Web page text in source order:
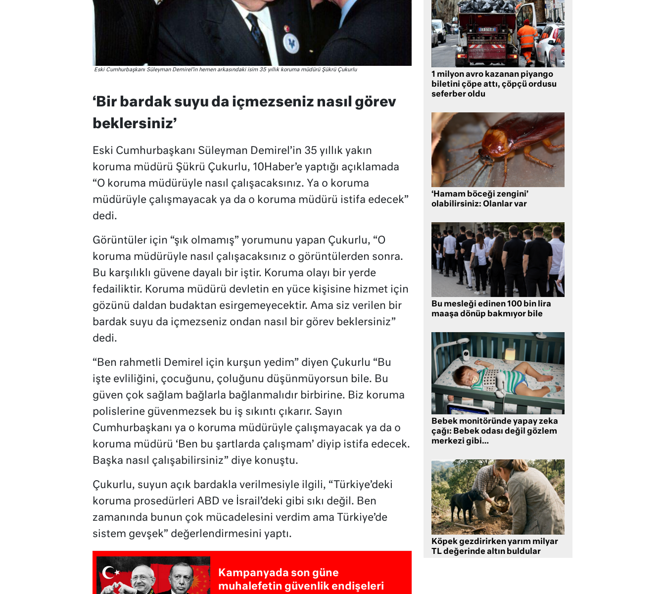
Eski Cumhurbaşkanı Süleyman Demirel’in hemen arkasındaki isim 35 yıllık koruma müdürü Şükrü Çukurlu
‘Bir bardak suyu da içmezseniz nasıl görev
beklersiniz’
Eski Cumhurbaşkanı Süleyman Demirel’in 35 yıllık yakın
koruma müdürü Şükrü Çukurlu, 10Haber’e yaptığı açıklamada
“O koruma müdürüyle nasıl çalışacaksınız. Ya o koruma
müdürüyle çalışmayacak ya da o koruma müdürü istifa edecek”
dedi.
Görüntüler için “şık olmamış” yorumunu yapan Çukurlu, “O
koruma müdürüyle nasıl çalışacaksınız o görüntülerden sonra.
Bu karşılıklı güvene dayalı bir iştir. Koruma olayı bir yerde
fedailiktir. Koruma müdürü devletin en yüce kişisine hizmet için
gözünü daldan budaktan esirgemeyecektir. Ama siz verilen bir
bardak suyu da içmezseniz ondan nasıl bir görev beklersiniz”
dedi.
“Ben rahmetli Demirel için kurşun yedim” diyen Çukurlu “Bu
işte evliliğini, çocuğunu, çoluğunu düşünmüyorsun bile. Bu
güven çok sağlam bağlarla bağlanmalıdır birbirine. Biz koruma
polislerine güvenmezsek bu iş sıkıntı çıkarır. Sayın
Cumhurbaşkanı ya o koruma müdürüyle çalışmayacak ya da o
koruma müdürü ‘Ben bu şartlarda çalışmam’ diyip istifa edecek.
Başka nasıl çalışabilirsiniz” diye konuştu.
Çukurlu, suyun açık bardakla verilmesiyle ilgili, “Türkiye’deki
koruma prosedürleri ABD ve İsrail’deki gibi sıkı değil. Ben
zamanında bunun çok mücadelesini verdim ama Türkiye’de
sistem gevşek” değerlendirmesini yaptı.
Kampanyada son güne
muhalefetin güvenlik endişeleri
1 milyon avro kazanan piyango
biletini çöpe attı, çöpçü ordusu
seferber oldu
‘Hamam böceği zengini’
olabilirsiniz: Olanlar var
Bu mesleği edinen 100 bin lira
maaşa dönüp bakmıyor bile
Bebek monitöründe yapay zeka
çağı: Bebek odası değil gözlem
merkezi gibi…
Köpek gezdirirken yarım milyar
TL değerinde altın buldular